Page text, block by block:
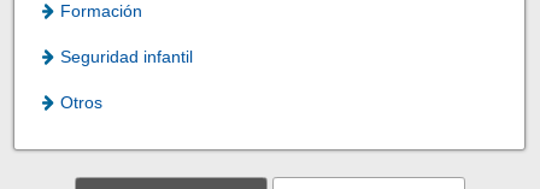
Formación
Seguridad infantil
Otros